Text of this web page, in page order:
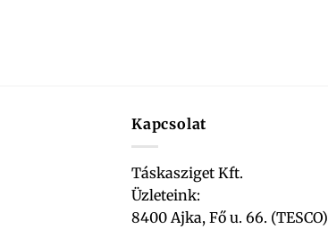
Kapcsolat
Táskasziget Kft.
Üzleteink:
8400 Ajka, Fő u. 66. (TESCO)